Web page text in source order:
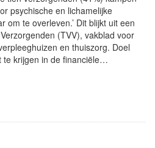
psychische en lichamelijke
om te overleven.’ Dit blijkt uit een
(TVV), vakblad voor
en thuiszorg. Doel
te krijgen in de financiële…